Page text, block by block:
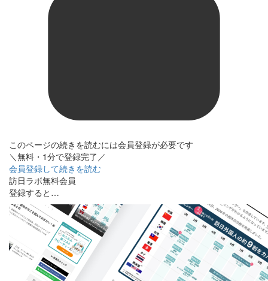
このページの続きを読むには会員登録が必要です
＼無料・1分で登録完了／
会員登録して続きを読む
訪日ラボ無料会員
登録すると…